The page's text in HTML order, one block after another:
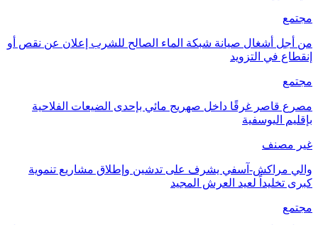
مجتمع
من أجل أشغال صيانة شبكة الماء الصالح للشرب إعلان عن نقص أو
إنقطاع في التزويد
مجتمع
مصرع قاصر غرقًا داخل صهريج مائي بإحدى الضيعات الفلاحية
بإقليم اليوسفية
غير مصنف
والي مراكش-آسفي يشرف على تدشين وإطلاق مشاريع تنموية
كبرى تخليداً لعيد العرش المجيد
مجتمع